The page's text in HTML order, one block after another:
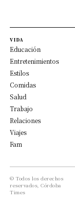
VIDA
Educación
Entretenimientos
Estilos
Comidas
Salud
Trabajo
Relaciones
Viajes
Fam
© Todos los derechos
reservados, Córdoba
Times